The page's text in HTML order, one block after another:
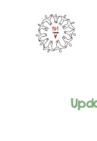
Pa1 - Together for